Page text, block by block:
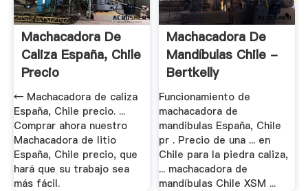
Machacadora De
Caliza España, Chile
Precio
← Machacadora de caliza
España, Chile precio. ...
Comprar ahora nuestro
Machacadora de litio
España, Chile precio, que
hará que su trabajo sea
más fácil.
Machacadora De
Mandíbulas Chile -
Bertkelly
Funcionamiento de
machacadora de
mandibulas España, Chile
pr . Precio de una ... en
Chile para la piedra caliza,
... machacadora de
mandíbulas Chile XSM ...